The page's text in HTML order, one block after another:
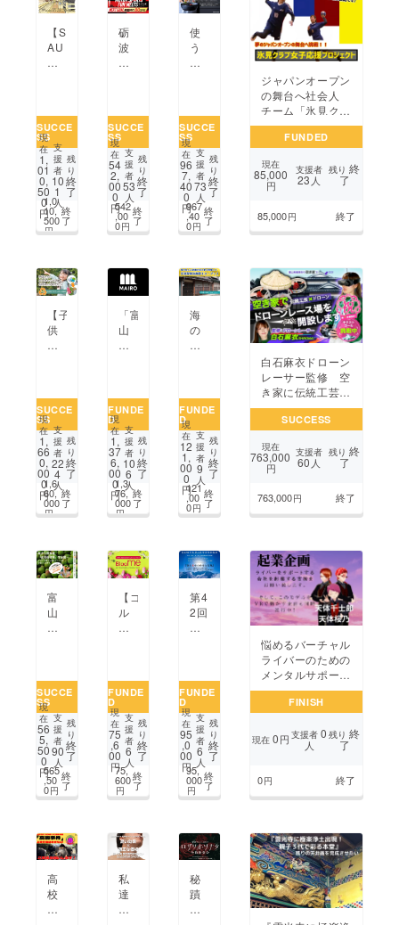
た
山3
古
酒
を
販
売
し
ま
す！
活
し
た
い
【S
AU
NA
富
山
県
魚
津
市
に
作
軒
家×
約
制・
貸
り
サ
ウ
ナ」
SUCCE
SS
現
在
1,
01
0,
50
0
円
支
援
者
10
1
人
残
り
終
了
1,0
10,
500
円
終
了
砺
波
の
の
モー
ター
ス
ポー
ツ
イ
ベ
を
開
新
し
い
産
業
を
作
り
上
げ
た
い！
SUCCE
SS
現
在
54
2,
00
0
円
支
援
者
53
人
残
り
終
了
542
,00
0円
終
了
使
う
た
き
に
な
る、
一
生
モ
ノ
て
る
化
鉄
フ
パ
ン』
ON
E'S
PA
N
SUCCE
SS
現
在
96
7,
40
0
円
支
援
者
73
人
残
り
終
了
967
,40
0円
終
了
ジャパンオープン
の舞台へ︎社会人
チーム「氷見クラ
ブ」応援★プロ
ジェクト
FUNDED
現在
85,000
円
支援者
23 人
残り 終
了
85,000円 終了
【子
供
た
コ
キャッ
プ
活
動
をS
DG
sに
げ
た
キャッ
プ
で
ワー
ポッ
ト
作
り
SUCCE
SS
現
在
1,
66
0,
00
0
円
支
援
者
22
4
人
残
り
終
了
1,6
60,
000
円
終
了
「富
山
の
化
を
担
う
新
生
MA
IR
の
設
資
金
支
お
願
FUNDE
D現
在
1,
37
6,
00
0
円
支
援
者
10
6
人
残
り
終
了
1,3
76,
000
円
終
了
海
の
見
湊
空
き
家
を
改
修
交
流
宿
泊
施
オー
プ
新
湊
魅
力
を
伝
い！！
FUNDE
D現
在
12
1,
00
0
円
支
援
者
9
人
残
り
終
了
121
,00
0円
終
了
白石麻衣ドローン
レーサー監修 空
き家に伝統工芸の
魅力を伝えるド
ローンレース場開
SUCCESS
現在
763,000
円
支援者
60 人
残り 終
了
763,000円 終了
富
山
発！
有
種
「氷
見
稲
積
梅」
を
に
広
て
未
来
SUCCE
SS
現
在
56
5,
50
0
円
支
援
者
90
人
残
り
終
了
565
,50
0円
終
了
【ゴ
ル
フ
高
ぎ
る！！！】
お
手
頃/
デー
ワ
イ
ウェ
ア
を
FUNDE
D
現
在
75
,6
00
円
支
援
者
6
人
残
り
終
了
75,
600
円
終
了
第4
2回
日
医
会
学
術
集
会
を
し
よ
FUNDE
D
現
在
95
,0
00
円
支
援
者
6
人
残
り
終
了
95,
000
円
終
了
悩めるバーチャル
ライバーのための
メンタルサポート
活動準備資金
FINISH
現在0円 支援者0
人
残り 終
了
0円 終了
高
校
生
私
達
の
秘
蹟
の